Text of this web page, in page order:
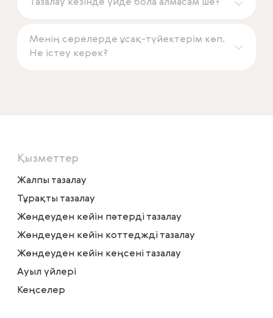
Тазалау кезінде үйде бола алмасам ше?
Менің сөрелерде ұсақ-түйектерім көп.
Не істеу керек?
Қызметтер
Жалпы тазалау
Тұрақты тазалау
Жөндеуден кейін пәтерді тазалау
Жөндеуден кейін коттеджді тазалау
Жөндеуден кейін кеңсені тазалау
Ауыл үйлері
Кеңселер